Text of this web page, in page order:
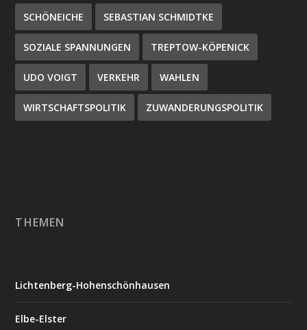
SCHÖNEICHE SEBASTIAN SCHMIDTKE
SOZIALE SPANNUNGEN TREPTOW-KÖPENICK
UDO VOIGT VERKEHR WAHLEN
WIRTSCHAFTSPOLITIK ZUWANDERUNGSPOLITIK
THEMEN
Lichtenberg-Hohenschönhausen
Elbe-Elster